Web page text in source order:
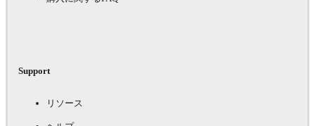
Support
リソース